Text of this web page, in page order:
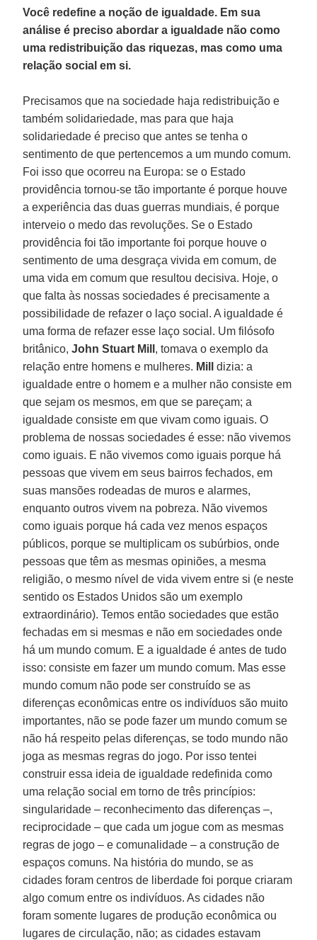
Você redefine a noção de igualdade. Em sua
análise é preciso abordar a igualdade não como
uma redistribuição das riquezas, mas como uma
relação social em si.
Precisamos que na sociedade haja redistribuição e
também solidariedade, mas para que haja
solidariedade é preciso que antes se tenha o
sentimento de que pertencemos a um mundo comum.
Foi isso que ocorreu na Europa: se o Estado
providência tornou-se tão importante é porque houve
a experiência das duas guerras mundiais, é porque
interveio o medo das revoluções. Se o Estado
providência foi tão importante foi porque houve o
sentimento de uma desgraça vivida em comum, de
uma vida em comum que resultou decisiva. Hoje, o
que falta às nossas sociedades é precisamente a
possibilidade de refazer o laço social. A igualdade é
uma forma de refazer esse laço social. Um filósofo
britânico,John Stuart Mill , tomava o exemplo da
relação entre homens e mulheres. Milldizia: a
igualdade entre o homem e a mulher não consiste em
que sejam os mesmos, em que se pareçam; a
igualdade consiste em que vivam como iguais. O
problema de nossas sociedades é esse: não vivemos
como iguais. E não vivemos como iguais porque há
pessoas que vivem em seus bairros fechados, em
suas mansões rodeadas de muros e alarmes,
enquanto outros vivem na pobreza. Não vivemos
como iguais porque há cada vez menos espaços
públicos, porque se multiplicam os subúrbios, onde
pessoas que têm as mesmas opiniões, a mesma
religião, o mesmo nível de vida vivem entre si (e neste
sentido os Estados Unidos são um exemplo
extraordinário). Temos então sociedades que estão
fechadas em si mesmas e não em sociedades onde
há um mundo comum. E a igualdade é antes de tudo
isso: consiste em fazer um mundo comum. Mas esse
mundo comum não pode ser construído se as
diferenças econômicas entre os indivíduos são muito
importantes, não se pode fazer um mundo comum se
não há respeito pelas diferenças, se todo mundo não
joga as mesmas regras do jogo. Por isso tentei
construir essa ideia de igualdade redefinida como
uma relação social em torno de três princípios:
singularidade – reconhecimento das diferenças –,
reciprocidade – que cada um jogue com as mesmas
regras de jogo – e comunalidade – a construção de
espaços comuns. Na história do mundo, se as
cidades foram centros de liberdade foi porque criaram
algo comum entre os indivíduos. As cidades não
foram somente lugares de produção econômica ou
lugares de circulação, não; as cidades estavam